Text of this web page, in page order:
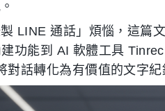
LINE 通話」煩惱，這篇
功能到 AI 軟體工具
對話轉化為有價值的文字紀